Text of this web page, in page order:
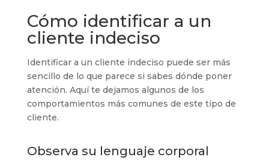
Cómo identificar a un
cliente indeciso
Identificar a un cliente indeciso puede ser más
sencillo de lo que parece si sabes dónde poner
atención. Aquí te dejamos algunos de los
comportamientos más comunes de este tipo de
cliente.
Observa su lenguaje corporal